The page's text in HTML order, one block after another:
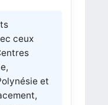
ceux
et